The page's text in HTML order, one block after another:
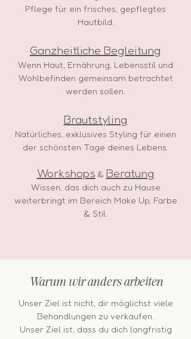
Pflege für ein frisches, gepflegtes
Hautbild.
Ganzheitliche Begleitung
Wenn Haut, Ernährung, Lebensstil und
Wohlbefinden gemeinsam betrachtet
werden sollen.
Brautstyling
Natürliches, exklusives Styling für einen
der schönsten Tage deines Lebens.
Workshops & Beratung
Wissen, das dich auch zu Hause
weiterbringt im Bereich Make Up, Farbe
& Stil.
Warum wir anders arbeiten
Unser Ziel ist nicht, dir möglichst viele
Behandlungen zu verkaufen.
Unser Ziel ist, dass du dich langfristig